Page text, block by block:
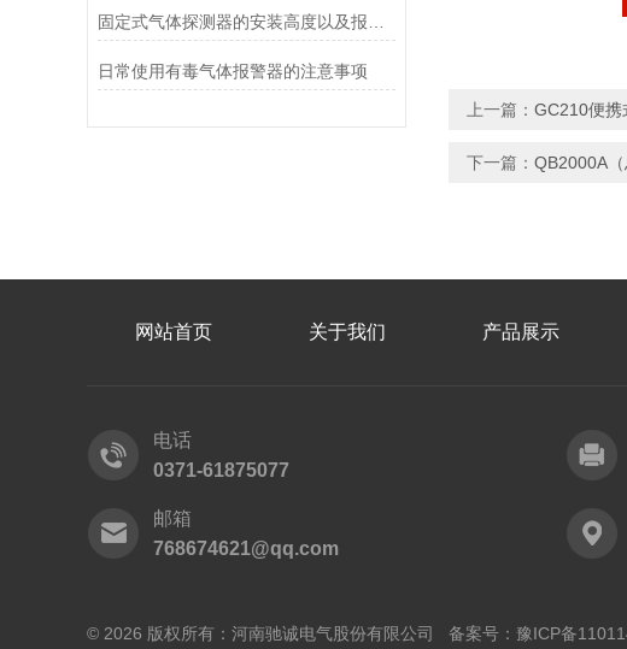
日常使用有毒气体报警器的注意事项
上一篇： GC210便携
下一篇： QB2000A
网站首页 关于我们 产品展示
电话
0371-61875077
邮箱
768674621@qq.com
© 2026 版权所有：河南驰诚电气股份有限公司 备案号： 豫ICP备